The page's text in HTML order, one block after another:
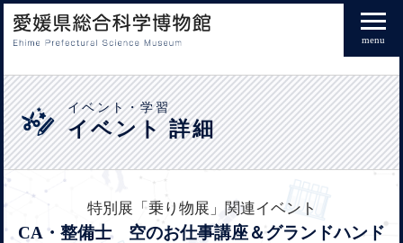
menu
イベント・学習
イベント 詳細
特別展「乗り物展」関連イベント
CA・整備士 空のお仕事講座＆グランドハンド